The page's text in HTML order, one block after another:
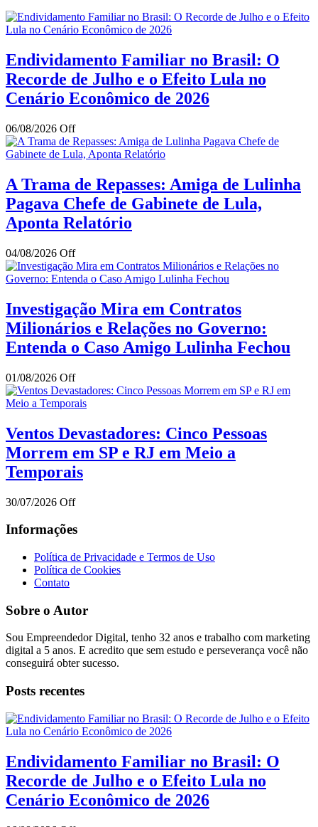
Endividamento Familiar no Brasil: O
Recorde de Julho e o Efeito Lula no
Cenário Econômico de 2026
06/08/2026 Off
A Trama de Repasses: Amiga de Lulinha
Pagava Chefe de Gabinete de Lula,
Aponta Relatório
04/08/2026 Off
Investigação Mira em Contratos
Milionários e Relações no Governo:
Entenda o Caso Amigo Lulinha Fechou
01/08/2026 Off
Ventos Devastadores: Cinco Pessoas
Morrem em SP e RJ em Meio a
Temporais
30/07/2026 Off
Informações
Política de Privacidade e Termos de Uso
Política de Cookies
Contato
Sobre o Autor
Sou Empreendedor Digital, tenho 32 anos e trabalho com marketing
digital a 5 anos. E acredito que sem estudo e perseverança você não
conseguirá obter sucesso.
Posts recentes
Endividamento Familiar no Brasil: O
Recorde de Julho e o Efeito Lula no
Cenário Econômico de 2026